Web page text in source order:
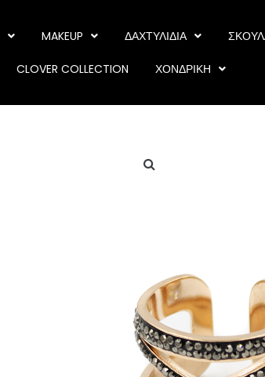
MAKEUP ΔΑΧΤΥΛΙΔΙΑ
CLOVER COLLECTION ΧΟΝΔΡΙΚΗ